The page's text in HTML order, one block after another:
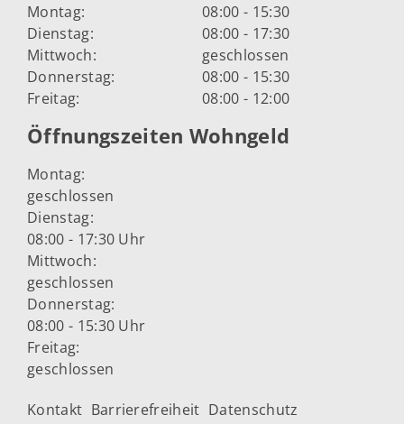
Montag:
08:00 - 15:30
Dienstag:
08:00 - 17:30
Mittwoch:
geschlossen
Donnerstag:
08:00 - 15:30
Freitag:
08:00 - 12:00
Öffnungszeiten Wohngeld
Montag:
geschlossen
Dienstag:
08:00 - 17:30 Uhr
Mittwoch:
geschlossen
Donnerstag:
08:00 - 15:30 Uhr
Freitag:
geschlossen
Kontakt Barrierefreiheit Datenschutz